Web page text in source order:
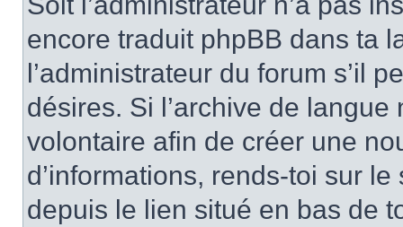
encore traduit phpBB dans ta
l’administrateur du forum s’il
désires. Si l’archive de
volontaire afin de créer une
d’informations, rends-toi sur
depuis le lien situé en bas de